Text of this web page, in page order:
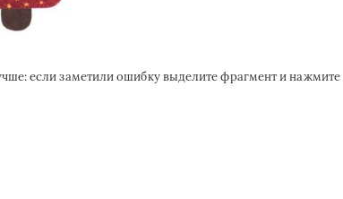
если заметили ошибку выделите фрагмент и нажмите